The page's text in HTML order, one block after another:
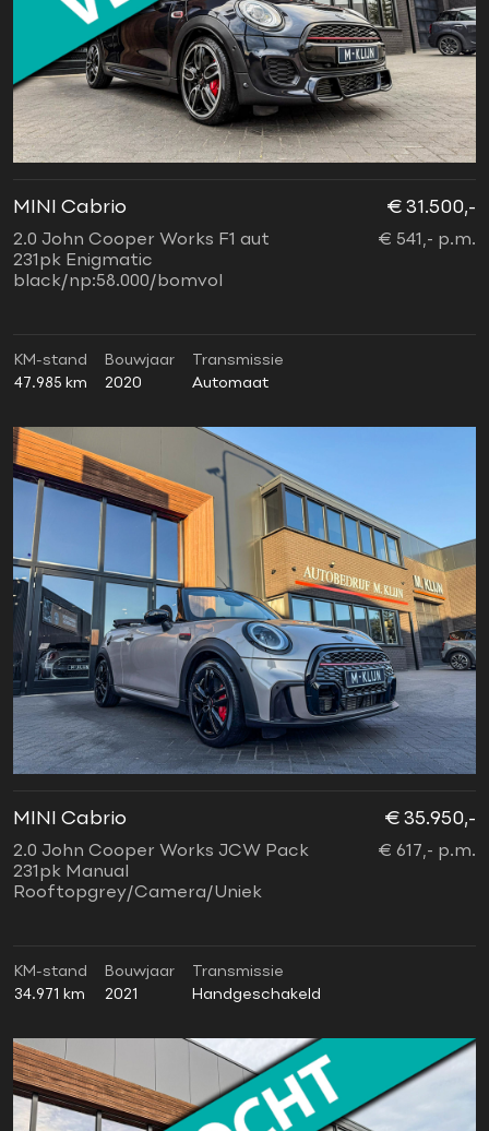
MINI Cabrio
2.0 John Cooper Works F1 aut
231pk Enigmatic
black/np:58.000/bomvol
€ 31.500,-
€ 541,- p.m.
KM-stand
47.985 km
Bouwjaar
2020
Transmissie
Automaat
MINI Cabrio
2.0 John Cooper Works JCW Pack
231pk Manual
Rooftopgrey/Camera/Uniek
€ 35.950,-
€ 617,- p.m.
KM-stand
34.971 km
Bouwjaar
2021
Transmissie
Handgeschakeld